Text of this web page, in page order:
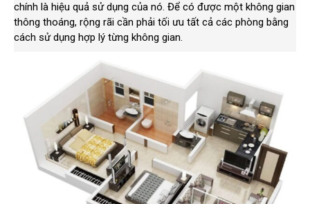
chính là hiệu quả sử dụng của nó. Để có được một không gian
thông thoáng, rộng rãi cần phải tối ưu tất cả các phòng bằng
cách sử dụng hợp lý từng không gian.